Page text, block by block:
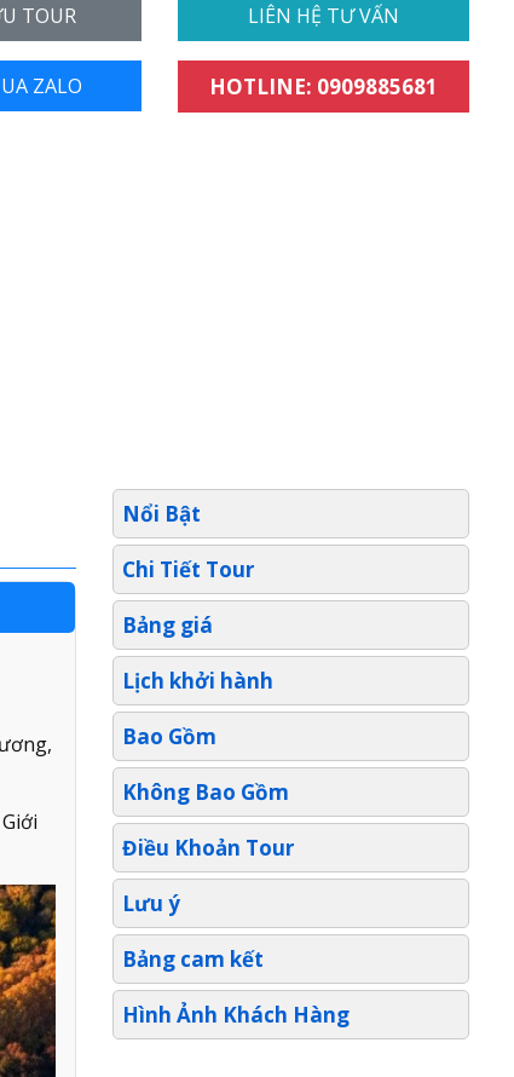
TOUR LIÊN HỆ TƯ VẤN
ZALO HOTLINE: 0909885681
Nổi Bật
Chi Tiết Tour
Bảng giá
Lịch khởi hành
Bao Gồm
Không Bao Gồm
Điều Khoản Tour
Lưu ý
Bảng cam kết
Hình Ảnh Khách Hàng